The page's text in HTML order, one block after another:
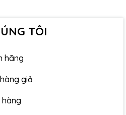
TÔI
hãng
hàng giả